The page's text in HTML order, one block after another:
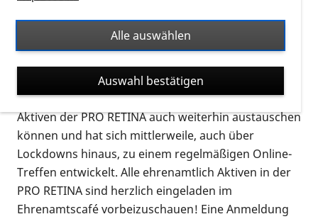
Das Thema für das Ehrenamtscafé im Oktober
wird noch bekanntgegeben.
Das Ehrenamtscafé wurde im ersten Corona-
Lockdown aus der Not geboren, damit sich die
Aktiven der PRO RETINA auch weiterhin austauschen
können und hat sich mittlerweile, auch über
Lockdowns hinaus, zu einem regelmäßigen Online-
Treffen entwickelt. Alle ehrenamtlich Aktiven in der
PRO RETINA sind herzlich eingeladen im
Ehrenamtscafé vorbeizuschauen! Eine Anmeldung
Alle auswählen
Auswahl bestätigen